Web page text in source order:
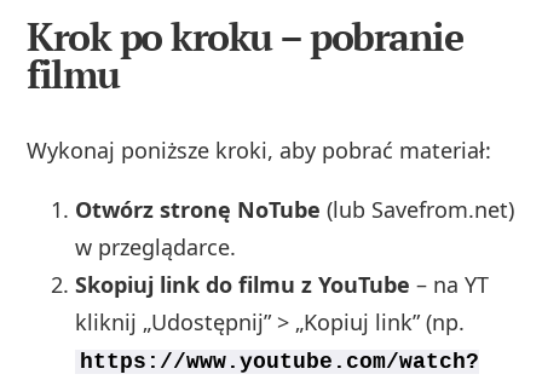
Krok po kroku – pobranie
filmu
Wykonaj poniższe kroki, aby pobrać materiał:
Otwórz stronę NoTube (lub Savefrom.net)
w przeglądarce.
Skopiuj link do filmu z YouTube – na YT
kliknij „Udostępnij” > „Kopiuj link” (np.
https://www.youtube.com/watch?